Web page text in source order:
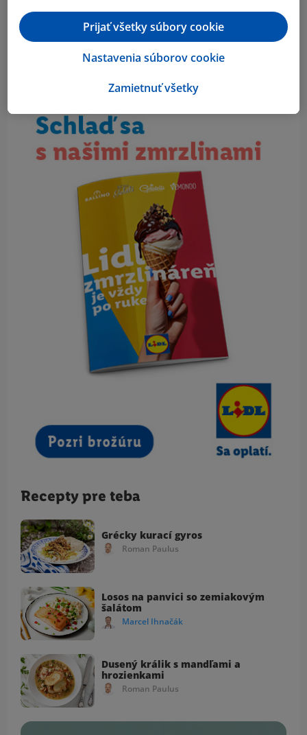
Recepty pre teba
Grécky kurací gyros
Roman Paulus
Losos na panvici so zemiakovým
šalátom
Marcel Ihnačák
Dusený králik s mandľami a
hrozienkami
Roman Paulus
Zamietnuť všetky
Nastavenia súborov cookie
Prijať všetky súbory cookie